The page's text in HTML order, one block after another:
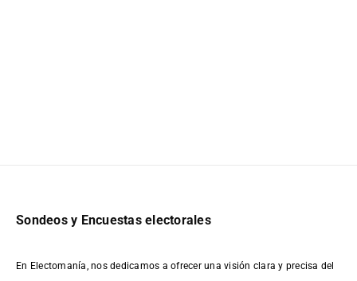
Sondeos y Encuestas electorales
En Electomanía, nos dedicamos a ofrecer una visión clara y precisa del